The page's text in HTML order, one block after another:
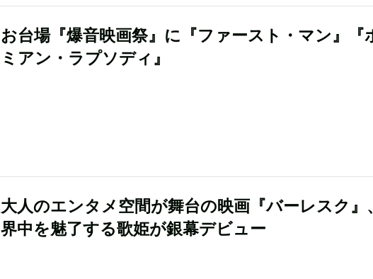
お台場『爆音映画祭』に『ファースト・マン』『
ミアン・ラプソディ』
大人のエンタメ空間が舞台の映画『バーレスク』
界中を魅了する歌姫が銀幕デビュー